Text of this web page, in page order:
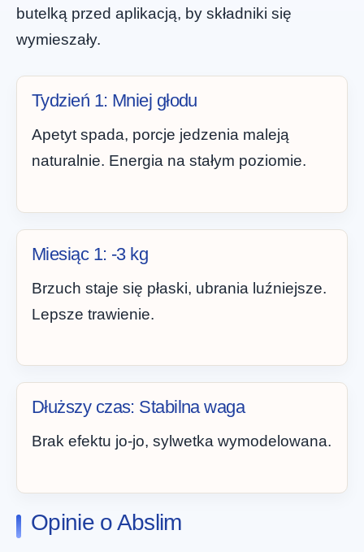
butelką przed aplikacją, by składniki się
wymieszały.
Tydzień 1: Mniej głodu
Apetyt spada, porcje jedzenia maleją
naturalnie. Energia na stałym poziomie.
Miesiąc 1: -3 kg
Brzuch staje się płaski, ubrania luźniejsze.
Lepsze trawienie.
Dłuższy czas: Stabilna waga
Brak efektu jo-jo, sylwetka wymodelowana.
Opinie o Abslim